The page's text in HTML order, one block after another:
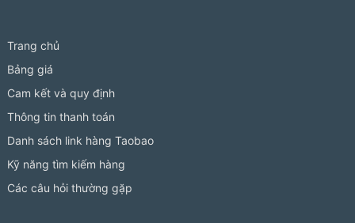
Trang chủ
Bảng giá
Cam kết và quy định
Thông tin thanh toán
Danh sách link hàng Taobao
Kỹ năng tìm kiếm hàng
Các câu hỏi thường gặp